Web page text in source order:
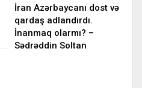
İran Azərbaycanı dost və
qardaş adlandırdı.
İnanmaq olarmı? –
Sədrəddin Soltan